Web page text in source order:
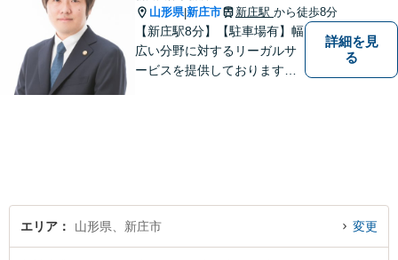
山形県|新庄市 新庄駅 から徒歩8分
【新庄駅8分】【駐車場有】幅
広い分野に対するリーガルサ
ービスを提供しております。
い。
詳細を見
る
エリア 山形県、新庄市 変更